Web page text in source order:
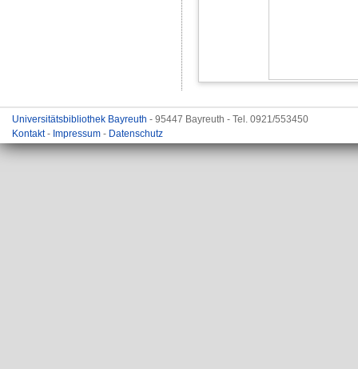
Universitätsbibliothek Bayreuth - 95447 Bayreuth - Tel. 0921/553450
Kontakt- Impressum - Datenschutz